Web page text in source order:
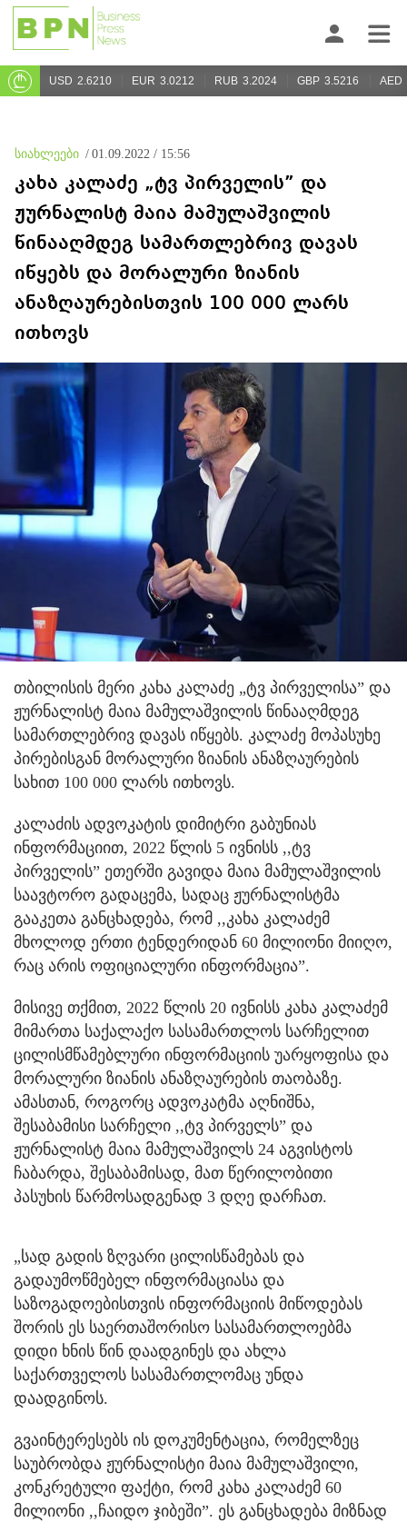
USD 2.6210 EUR 3.0212 RUB 3.2024 GBP 3.5216 AED
სიახლეები / 01.09.2022 / 15:56
კახა კალაძე „ტვ პირველის” და
ჟურნალისტ მაია მამულაშვილის
წინააღმდეგ სამართლებრივ დავას
იწყებს და მორალური ზიანის
ანაზღაურებისთვის 100 000 ლარს
ითხოვს
თბილისის მერი კახა კალაძე „ტვ პირველისა” და
ჟურნალისტ მაია მამულაშვილის წინააღმდეგ
სამართლებრივ დავას იწყებს. კალაძე მოპასუხე
პირებისგან მორალური ზიანის ანაზღაურების
სახით 100 000 ლარს ითხოვს.
კალაძის ადვოკატის დიმიტრი გაბუნიას
ინფორმაციით, 2022 წლის 5 ივნისს ,,ტვ
პირველის” ეთერში გავიდა მაია მამულაშვილის
საავტორო გადაცემა, სადაც ჟურნალისტმა
გააკეთა განცხადება, რომ ,,კახა კალაძემ
მხოლოდ ერთი ტენდერიდან 60 მილიონი მიიღო,
რაც არის ოფიციალური ინფორმაცია”.
მისივე თქმით, 2022 წლის 20 ივნისს კახა კალაძემ
მიმართა საქალაქო სასამართლოს სარჩელით
ცილისმწამებლური ინფორმაციის უარყოფისა და
მორალური ზიანის ანაზღაურების თაობაზე.
ამასთან, როგორც ადვოკატმა აღნიშნა,
შესაბამისი სარჩელი ,,ტვ პირველს” და
ჟურნალისტ მაია მამულაშვილს 24 აგვისტოს
ჩაბარდა, შესაბამისად, მათ წერილობითი
პასუხის წარმოსადგენად 3 დღე დარჩათ.
„სად გადის ზღვარი ცილისწამებას და
გადაუმოწმებელ ინფორმაციასა და
საზოგადოებისთვის ინფორმაციის მიწოდებას
შორის ეს საერთაშორისო სასამართლოებმა
დიდი ხნის წინ დაადგინეს და ახლა
საქართველოს სასამართლომაც უნდა
დაადგინოს.
გვაინტერესებს ის დოკუმენტაცია, რომელზეც
საუბრობდა ჟურნალისტი მაია მამულაშვილი,
კონკრეტული ფაქტი, რომ კახა კალაძემ 60
მილიონი ,,ჩაიდო ჯიბეში”. ეს განცხადება მიზნად